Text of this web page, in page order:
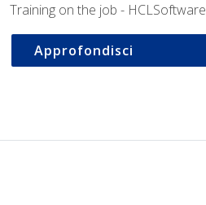
Training on the job - HCLSoftware
Approfondisci